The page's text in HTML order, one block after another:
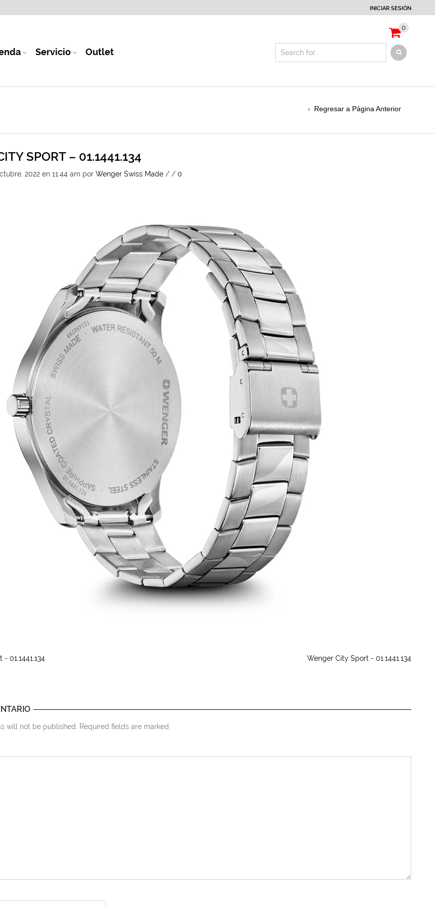
INICIAR SESIÓN
Servicio Outlet
0
Regresar a Página Anterior
SPORT – 01.1441.134
2022 en 11:44 am por Wenger Swiss Made / / 0
01.1441.134 Wenger City Sport - 01.1441.134
will not be published. Required fields are marked